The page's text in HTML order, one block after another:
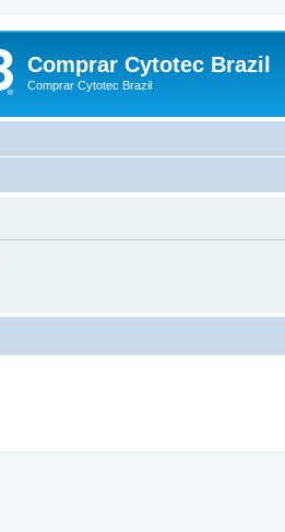
Comprar Cytotec Brazil
Comprar Cytotec Brazil